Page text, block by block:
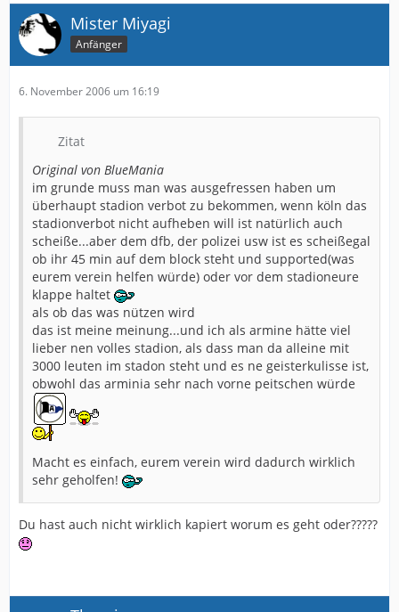
Mister Miyagi
Anfänger
6. November 2006 um 16:19
Zitat
Original von BlueMania
im grunde muss man was ausgefressen haben um
überhaupt stadion verbot zu bekommen, wenn köln das
stadionverbot nicht aufheben will ist natürlich auch
scheiße...aber dem dfb, der polizei usw ist es scheißegal
ob ihr 45 min auf dem block steht und supported(was
eurem verein helfen würde) oder vor dem stadioneure
klappe haltet
als ob das was nützen wird
das ist meine meinung...und ich als armine hätte viel
lieber nen volles stadion, als dass man da alleine mit
3000 leuten im stadon steht und es ne geisterkulisse ist,
obwohl das arminia sehr nach vorne peitschen würde
Macht es einfach, eurem verein wird dadurch wirklich
sehr geholfen!
Du hast auch nicht wirklich kapiert worum es geht oder?????